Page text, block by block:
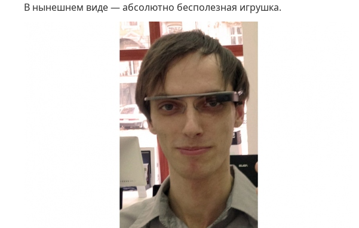
В нынешнем виде — абсолютно бесполезная игрушка.